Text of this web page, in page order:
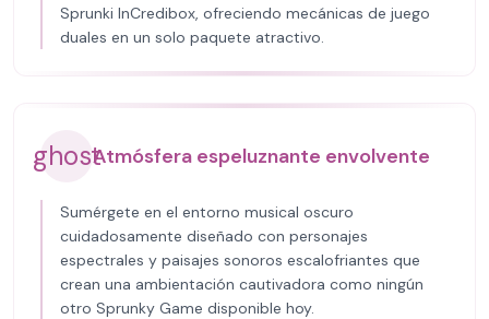
Sprunki InCredibox, ofreciendo mecánicas de juego
duales en un solo paquete atractivo.
ghostAtmósfera espeluznante envolvente
Sumérgete en el entorno musical oscuro
cuidadosamente diseñado con personajes
espectrales y paisajes sonoros escalofriantes que
crean una ambientación cautivadora como ningún
otro Sprunky Game disponible hoy.